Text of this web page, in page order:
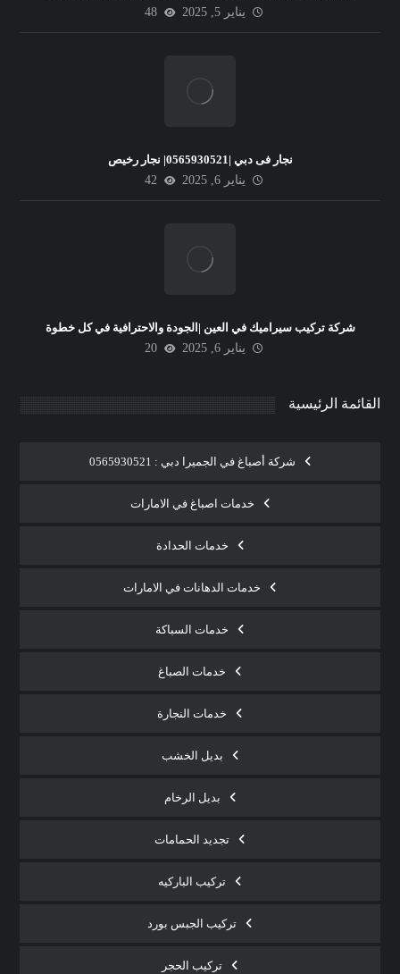
يناير 5, 2025
48
نجار فى دبي |0565930521| نجار رخيص
يناير 6, 2025
42
شركة تركيب سيراميك في العين |الجودة والاحترافية في كل خطوة
يناير 6, 2025
20
القائمة الرئيسية
شركة أصباغ في الجميرا دبي : 0565930521
خدمات اصباغ في الامارات
خدمات الحدادة
خدمات الدهانات في الامارات
خدمات السباكة
خدمات الصباغ
خدمات النجارة
بديل الخشب
بديل الرخام
تجديد الحمامات
تركيب الباركيه
تركيب الجبس بورد
تركيب الحجر